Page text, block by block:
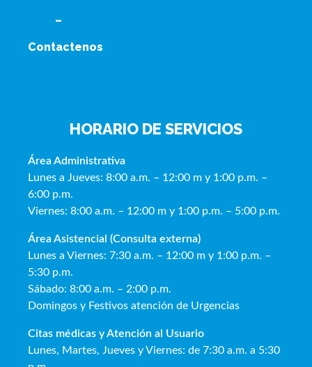
–
Contactenos
HORARIO DE SERVICIOS
Área Administrativa
Lunes a Jueves: 8:00 a.m. – 12:00 m y 1:00 p.m. –
6:00 p.m.
Viernes: 8:00 a.m. – 12:00 m y 1:00 p.m. – 5:00 p.m.
Área Asistencial (Consulta externa)
Lunes a Viernes: 7:30 a.m. – 12:00 m y 1:00 p.m. –
5:30 p.m.
Sábado: 8:00 a.m. – 2:00 p.m.
Domingos y Festivos atención de Urgencias
Citas médicas y Atención al Usuario
Lunes, Martes, Jueves y Viernes: de 7:30 a.m. a 5:30